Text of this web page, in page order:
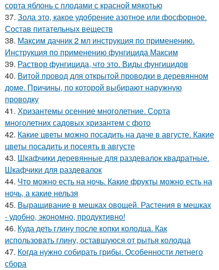
сорта яблонь с плодами с красной мякотью
37. Зола это, какое удобрение азотное или фосфорное.
Состав питательных веществ
38. Максим дачник 2 мл инструкция по применению.
Инструкция по применению фунгицида Максим
39. Раствор фунгицида, что это. Виды фунгицидов
40. Витой провод для открытой проводки в деревянном
доме. Причины, по которой выбирают наружную
проводку
41. Хризантемы осенние многолетние. Сорта
многолетних садовых хризантем с фото
42. Какие цветы можно посадить на даче в августе. Какие
цветы посадить и посеять в августе
43. Шкафчики деревянные для раздевалок квадратные.
Шкафчики для раздевалок
44. Что можно есть на ночь. Какие фрукты можно есть на
ночь, а какие нельзя
45. Выращивание в мешках овощей. Растения в мешках
- удобно, экономно, продуктивно!
46. Куда деть глину после копки колодца. Как
использовать глину, оставшуюся от рытья колодца
47. Когда нужно собирать грибы. Особенности летнего
сбора